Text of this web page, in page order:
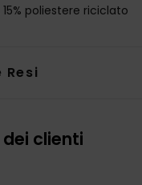
poliestere riciclato
Resi
clienti